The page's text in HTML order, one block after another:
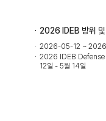
2026 IDEB 방위 및
2026-05-12 ~
2026 IDEB Defense
12일 - 5월 14일